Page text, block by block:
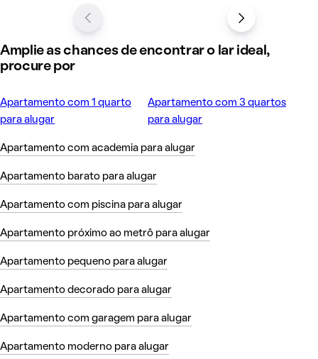
Amplie as chances de encontrar o lar ideal,
procure por
Apartamento com 1 quarto
para alugar
Apartamento com 3 quartos
para alugar
Apartamento com academia para alugar
Apartamento barato para alugar
Apartamento com piscina para alugar
Apartamento próximo ao metrô para alugar
Apartamento pequeno para alugar
Apartamento decorado para alugar
Apartamento com garagem para alugar
Apartamento moderno para alugar